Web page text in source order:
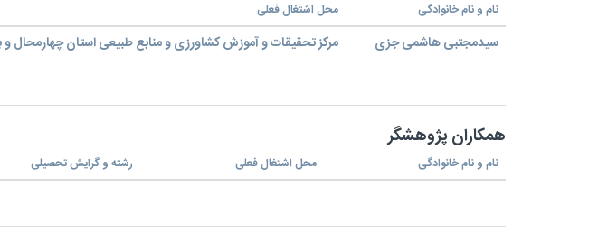
نام و نام خانوادگی محل اشتغال فعلی
سیدمجتبی هاشمی جزی مرکز تحقیقات و آموزش کشاورزی و منابع طبیعی استان چهارمحال و
همکاران پژوهشگر
نام و نام خانوادگی محل اشتغال فعلی رشته و گرایش تحصیلی